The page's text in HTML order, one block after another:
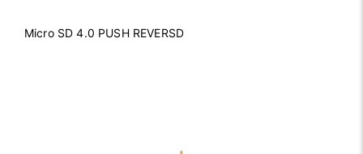
Micro SD 4.0 PUSH REVERSD